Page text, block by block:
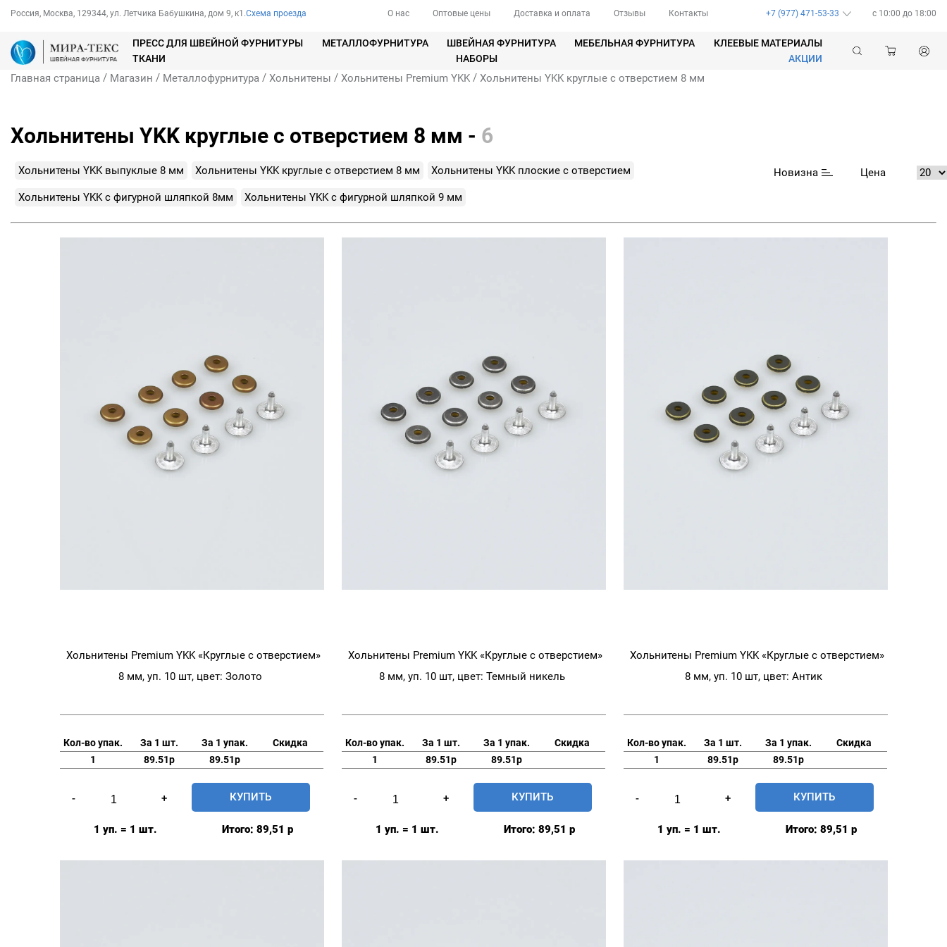
Россия, Москва, 129344, ул. Летчика Бабушкина, дом 9, к1.Схема проезда О нас Оптовые цены Доставка и оплата Отзывы Контакты +7 (977) 471-53-33 c 10:00 до 18:00
ПРЕСС ДЛЯ ШВЕЙНОЙ ФУРНИТУРЫ МЕТАЛЛОФУРНИТУРА ШВЕЙНАЯ ФУРНИТУРА МЕБЕЛЬНАЯ ФУРНИТУРА
КЛЕЕВЫЕ МАТЕРИАЛЫ
ТКАНИ
НАБОРЫ АКЦИИ
Главная страница / Магазин / Металлофурнитура / Хольнитены / Хольнитены Premium YKK / Хольнитены YKK круглые с отверстием 8 мм
Хольнитены YKK круглые с отверстием 8 мм - 6
Хольнитены YKK выпуклые 8 мм Хольнитены YKK круглые с отверстием 8 мм Хольнитены YKK плоские с отверстием
Хольнитены YKK с фигурной шляпкой 8мм Хольнитены YKK с фигурной шляпкой 9 мм
Новизна Цена
Хольнитены Premium YKK «Круглые с отверстием»
8 мм, уп. 10 шт, цвет: Золото
Кол-во упак. За 1 шт. За 1 упак.
Скидка
1
89.51р 89.51р
-
товара
Хольнитены
YKK
+ КУПИТЬ
1 уп. = 1 шт. Итого: 89,51 р
Хольнитены Premium YKK «Круглые с отверстием»
8 мм, уп. 10 шт, цвет: Темный никель
Кол-во упак. За 1 шт. За 1 упак.
Скидка
1
89.51р 89.51р
-
товара
Хольнитены
YKK
+ КУПИТЬ
1 уп. = 1 шт. Итого: 89,51 р
Хольнитены Premium YKK «Круглые с отверстием»
8 мм, уп. 10 шт, цвет: Антик
Кол-во упак. За 1 шт. За 1 упак.
Скидка
1
89.51р 89.51р
-
товара
Хольнитены
YKK
+ КУПИТЬ
1 уп. = 1 шт. Итого: 89,51 р